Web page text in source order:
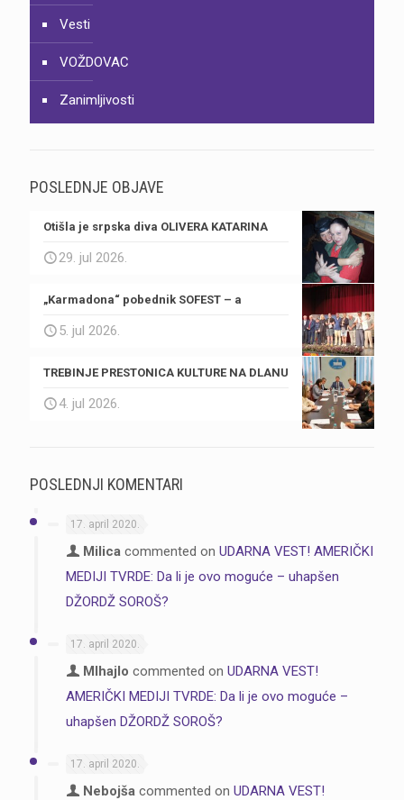
Vesti
VOŽDOVAC
Zanimljivosti
POSLEDNJE OBJAVE
Otišla je srpska diva OLIVERA KATARINA
29. jul 2026.
„Karmadona“ pobednik SOFEST – a
5. jul 2026.
TREBINJE PRESTONICA KULTURE NA DLANU
4. jul 2026.
POSLEDNJI KOMENTARI
17. april 2020.
Milica commented on UDARNA VEST! AMERIČKI
MEDIJI TVRDE: Da li je ovo moguće – uhapšen
DŽORDŽ SOROŠ?
17. april 2020.
MIhajlo commented on UDARNA VEST!
AMERIČKI MEDIJI TVRDE: Da li je ovo moguće –
uhapšen DŽORDŽ SOROŠ?
17. april 2020.
Nebojša commented on UDARNA VEST!